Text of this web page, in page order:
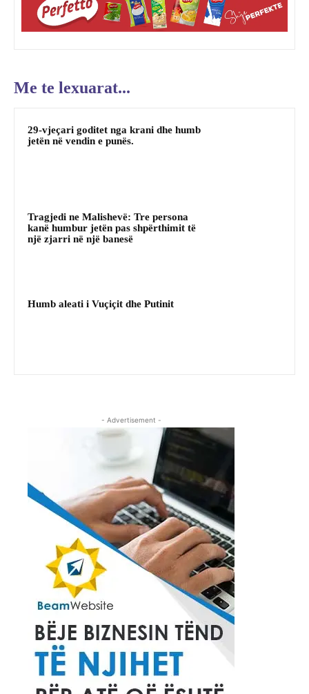
Me te lexuarat...
29-vjeçari goditet nga krani dhe humb
jetën në vendin e punës.
Tragjedi ne Malishevë: Tre persona
kanë humbur jetën pas shpërthimit të
një zjarri në një banesë
Humb aleati i Vuçiçit dhe Putinit
- Advertisement -